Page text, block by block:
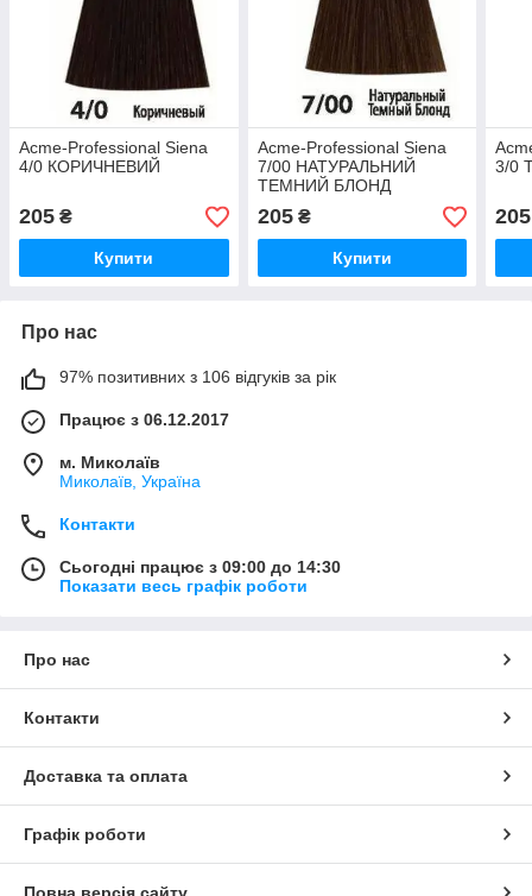
Acme-Professional Siena
4/0 КОРИЧНЕВИЙ
205 ₴
Купити
Acme-Professional Siena
7/00 НАТУРАЛЬНИЙ
ТЕМНИЙ БЛОНД
205₴
Купити
3/0
205
Про нас
97% позитивних з 106 відгуків за рік
Працює з 06.12.2017
м. Миколаїв
Миколаїв, Україна
Контакти
Сьогодні працює з 09:00 до 14:30
Показати весь графік роботи
Про нас
Контакти
Доставка та оплата
Графік роботи